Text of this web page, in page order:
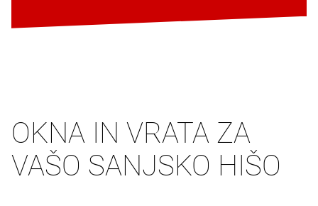
OKNA IN VRATA ZA
VAŠO SANJSKO HIŠO